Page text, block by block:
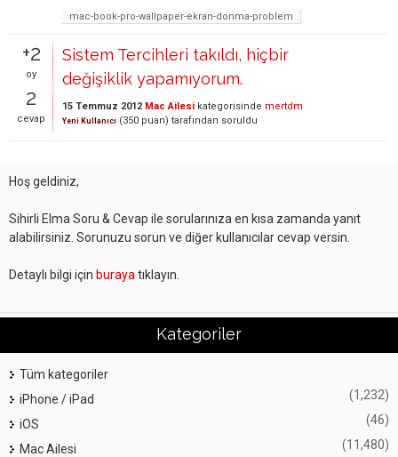
mac-book-pro-wallpaper-ekran-donma-problem
+2
oy
2
cevap
Sistem Tercihleri takıldı, hiçbir
değişiklik yapamıyorum.
15 Temmuz 2012 Mac Ailesi kategorisinde mertdm
Yeni Kullanıcı (350 puan) tarafından soruldu
Hoş geldiniz,
Sihirli Elma Soru & Cevap ile sorularınıza en kısa zamanda yanıt
alabilirsiniz. Sorunuzu sorun ve diğer kullanıcılar cevap versin.
Detaylı bilgi için buraya tıklayın.
Kategoriler
Tüm kategoriler
iPhone / iPad
(1,232)
iOS (46)
Mac Ailesi (11,480)